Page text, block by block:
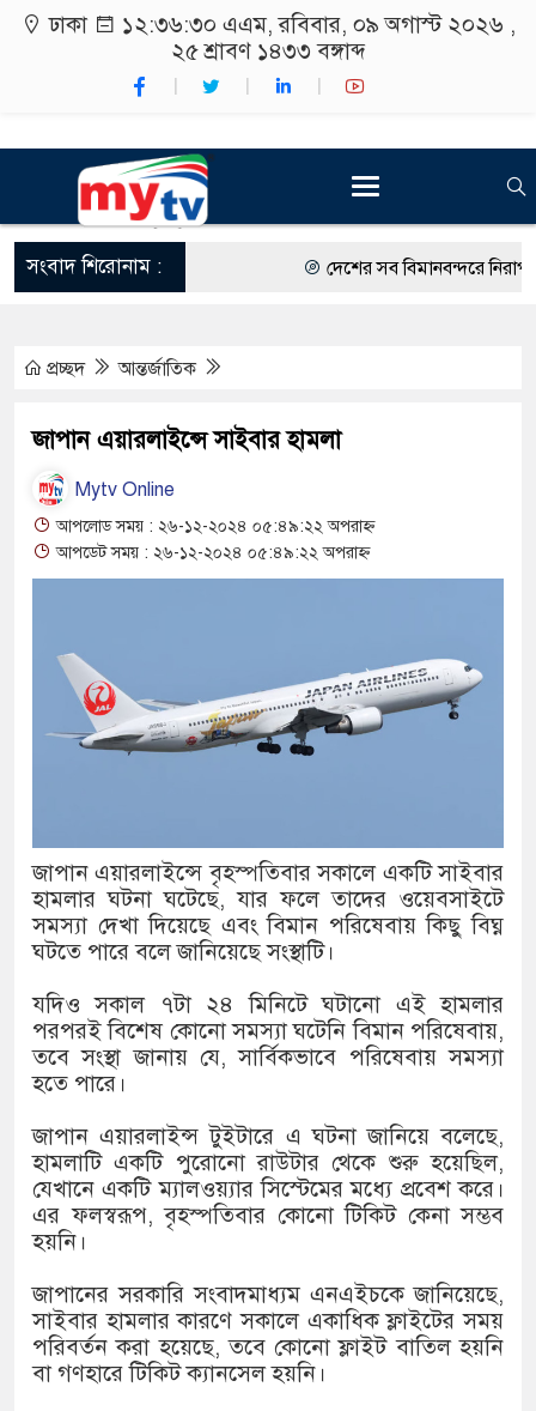
ঢাকা ১২:৩৬:৩১ এএম, রবিবার, ০৯ অগাস্ট ২০২৬ ,
২৫ শ্রাবণ ১৪৩৩ বঙ্গাব্দ
সংবাদ শিরোনাম : দেশের সব বিমানবন্দরে নিরাপত্তা
রং ফর্সাকারী ৮ ব্র্যান্ডের ক্রিমে
থাকায় বিক্রিতে নিষেধাজ্ঞা
আলাল
‘গুলশানের চামেলি’তে ভিন্ন
গুলশান থেকে সাবেক মন্ত্রী লতিফ
‘স্কুটি নাকি গোল্ড?’
সংবিধান অনুযায়ী যথাসময়ে
খিলক্ষেত থানা বিএনপির যুগ্ম
দেশের ৬ অঞ্চলে ঝড়ের আভাস
প্রেমের সম্পর্ক ছিন্ন না করায়
প্রধানমন্ত্রীর সঙ্গে নবনিযুক্ত
হামের উপসর্গে আরও ৬ প্রাণহানি,
প্রচ্ছদ আন্তর্জাতিক
জাপান এয়ারলাইন্সে সাইবার হামলা
Mytv Online
আপলোড সময় : ২৬-১২-২০২৪ ০৫:৪৯:২২ অপরাহ্ন
আপডেট সময় : ২৬-১২-২০২৪ ০৫:৪৯:২২ অপরাহ্ন
জাপান এয়ারলাইন্সে বৃহস্পতিবার সকালে একটি সাইবার
হামলার ঘটনা ঘটেছে, যার ফলে তাদের ওয়েবসাইটে
সমস্যা দেখা দিয়েছে এবং বিমান পরিষেবায় কিছু বিঘ্ন
ঘটতে পারে বলে জানিয়েছে সংস্থাটি।
যদিও সকাল ৭টা ২৪ মিনিটে ঘটানো এই হামলার
পরপরই বিশেষ কোনো সমস্যা ঘটেনি বিমান পরিষেবায়,
তবে সংস্থা জানায় যে, সার্বিকভাবে পরিষেবায় সমস্যা
হতে পারে।
জাপান এয়ারলাইন্স টুইটারে এ ঘটনা জানিয়ে বলেছে,
হামলাটি একটি পুরোনো রাউটার থেকে শুরু হয়েছিল,
যেখানে একটি ম্যালওয়্যার সিস্টেমের মধ্যে প্রবেশ করে।
এর ফলস্বরূপ, বৃহস্পতিবার কোনো টিকিট কেনা সম্ভব
হয়নি।
জাপানের সরকারি সংবাদমাধ্যম এনএইচকে জানিয়েছে,
সাইবার হামলার কারণে সকালে একাধিক ফ্লাইটের সময়
পরিবর্তন করা হয়েছে, তবে কোনো ফ্লাইট বাতিল হয়নি
বা গণহারে টিকিট ক্যানসেল হয়নি।